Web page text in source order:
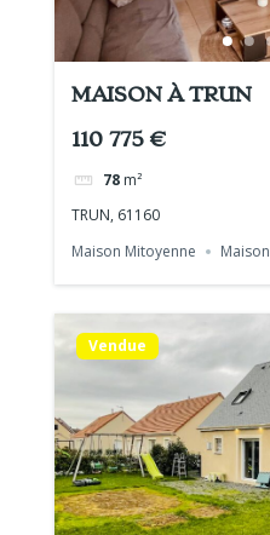
MAISON À TRUN
110 775 €
78 m²
TRUN, 61160
Maison Mitoyenne
Maison
Vendue